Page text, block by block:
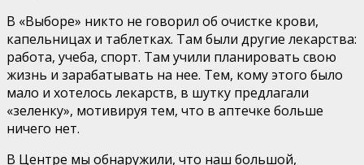
В «Выборе» никто не говорил об очистке крови,
капельницах и таблетках. Там были другие лекарства:
работа, учеба, спорт. Там учили планировать свою
жизнь и зарабатывать на нее. Тем, кому этого было
мало и хотелось лекарств, в шутку предлагали
«зеленку», мотивируя тем, что в аптечке больше
ничего нет.
В Центре мы обнаружили, что наш большой,